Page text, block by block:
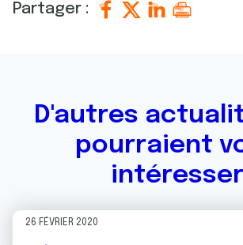
Partager :
D'autres
pourraient
intéresser
26 FÉVRIER 2020